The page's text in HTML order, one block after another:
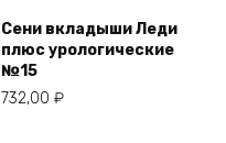
Сени вкладыши Леди
плюс урологические
№15
732,00 ₽